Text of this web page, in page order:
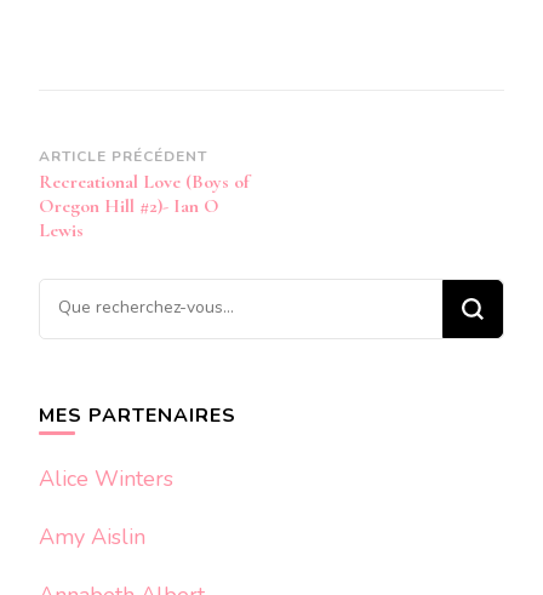
Navigation
d’article
ARTICLE PRÉCÉDENT
Recreational Love (Boys of
Oregon Hill #2)- Ian O
Lewis
Vous
recherchiez
MES PARTENAIRES
Alice Winters
Amy Aislin